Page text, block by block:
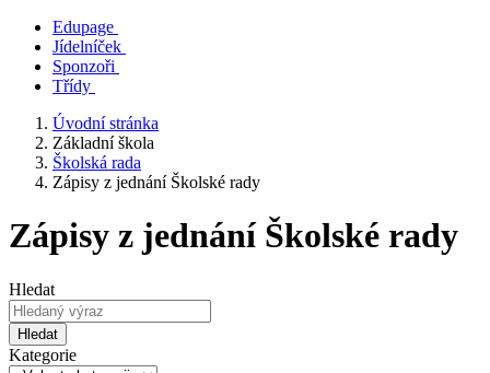
Edupage
Jídelníček
Sponzoři
Třídy
Úvodní stránka
Základní škola
Školská rada
Zápisy z jednání Školské rady
Zápisy z jednání Školské rady
Hledat
Hledat
Kategorie